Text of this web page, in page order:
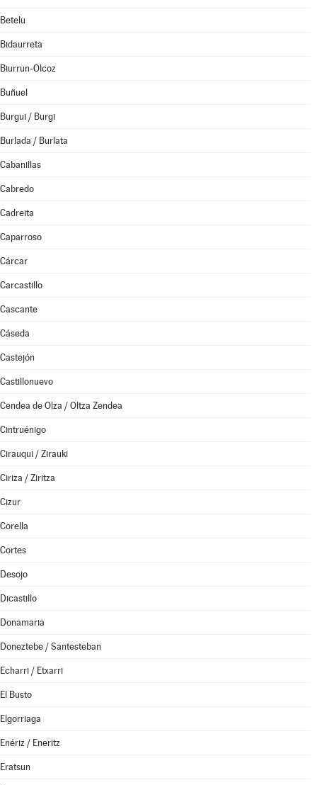
Betelu
Bidaurreta
Biurrun-Olcoz
Buñuel
Burgui / Burgi
Burlada / Burlata
Cabanillas
Cabredo
Cadreita
Caparroso
Cárcar
Carcastillo
Cascante
Cáseda
Castejón
Castillonuevo
Cendea de Olza / Oltza Zendea
Cintruénigo
Cirauqui / Zirauki
Ciriza / Ziritza
Cizur
Corella
Cortes
Desojo
Dicastillo
Donamaria
Doneztebe / Santesteban
Echarri / Etxarri
El Busto
Elgorriaga
Enériz / Eneritz
Eratsun